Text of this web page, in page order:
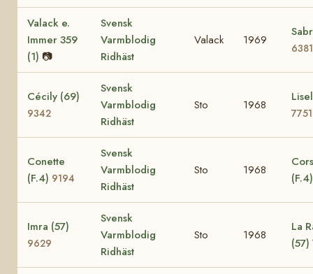
Valack e.
Immer 359
(1) 📷
Svensk
Varmblodig
Ridhäst
Valack 1969
6381
Cécily (69)
9342
Svensk
Varmblodig
Ridhäst
Sto 1968
7751
Conette
(F.4) 9194
Svensk
Varmblodig
Ridhäst
Sto 1968
Imra (57)
9629
Svensk
Varmblodig
Ridhäst
Sto 1968
La
(57)